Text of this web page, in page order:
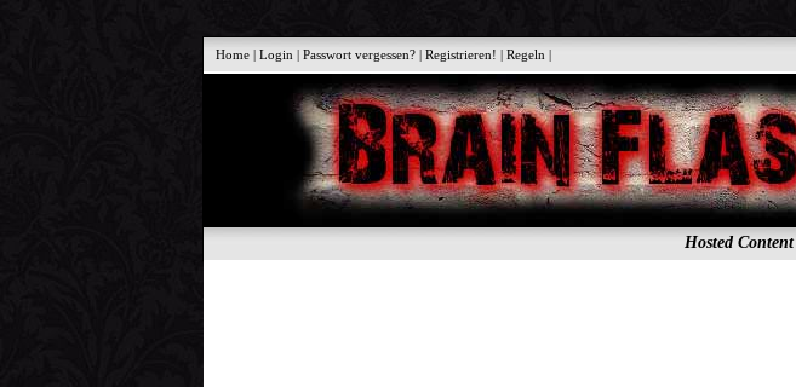
Home |Login |Passwort vergessen? |Registrieren! |Regeln |
Hosted Content